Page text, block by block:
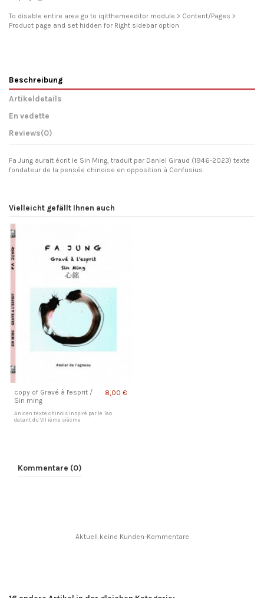
To disable entire area go to iqitthemeeditor module > Content/Pages >
Product page and set hidden for Right sidebar option
Beschreibung
Artikeldetails
En vedette
Reviews(0)
Fa Jung aurait écrit le Sin Ming, traduit par Daniel Giraud (1946-2023) texte
fondateur de la pensée chinoise en opposition à Confusius.
Vielleicht gefällt Ihnen auch
copy of Gravé à l'esprit /
Sin ming
8,00 €
Anicen texte chinois inspiré par le Tao
datant du VII ième siècme
Kommentare (0)
Aktuell keine Kunden-Kommentare